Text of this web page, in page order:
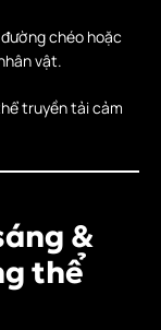
chéo hoặc
vật.
truyền tải cảm
&
thể